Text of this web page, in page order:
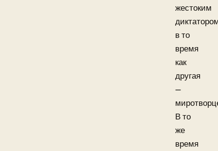
жестоким
в то
время
как
другая
—
В то
же
время